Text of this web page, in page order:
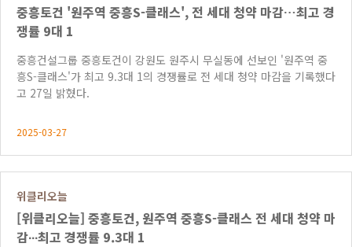
중흥토건 '원주역 중흥S-클래스', 전 세대 청약 마감…최고 경
쟁률 9대 1
중흥건설그룹 중흥토건이 강원도 원주시 무실동에 선보인 '원주역 중
흥S-클래스'가 최고 9.3대 1의 경쟁률로 전 세대 청약 마감을 기록했다
고 27일 밝혔다.
2025-03-27
위클리오늘
[위클리오늘] 중흥토건, 원주역 중흥S-클래스 전 세대 청약 마
감∙∙∙최고 경쟁률 9.3대 1